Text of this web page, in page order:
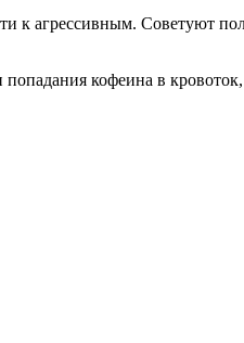
агрессивным. Советуют
кофеина в кровоток,